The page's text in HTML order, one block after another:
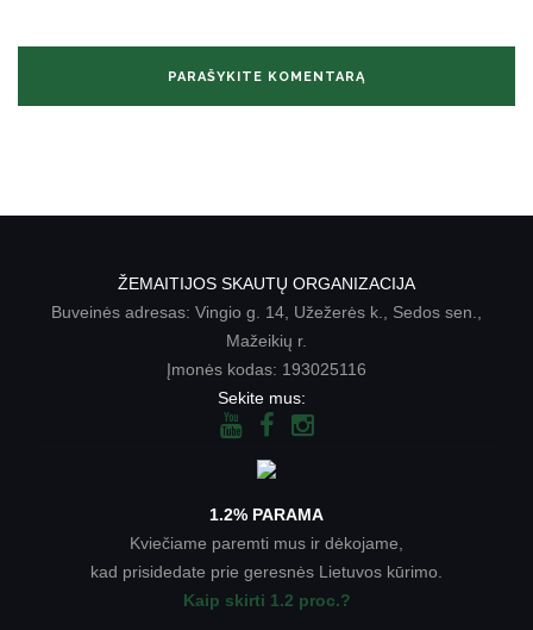
ŽEMAITIJOS SKAUTŲ ORGANIZACIJA
Buveinės adresas: Vingio g. 14, Užežerės k., Sedos sen.,
Mažeikių r.
Įmonės kodas: 193025116
Sekite mus:
1.2% PARAMA
Kviečiame paremti mus ir dėkojame,
kad prisidedate prie geresnės Lietuvos kūrimo.
Kaip skirti 1.2 proc.?